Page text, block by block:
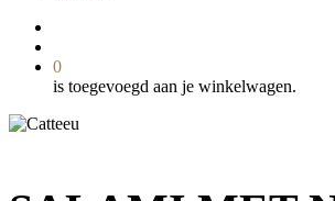
0
is toegevoegd aan je winkelwagen.